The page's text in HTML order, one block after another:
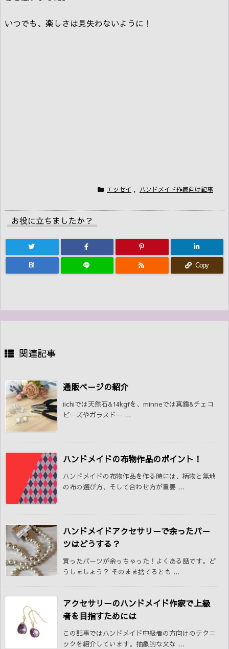
いつでも、楽しさは見失わないように！
エッセイ , ハンドメイド作家向け記事
お役に立ちましたか？
B! Copy
関連記事
通販ページの紹介
iichiでは天然石&14kgfを、minneでは真鍮&チェコ
ビーズやガラスドー ...
ハンドメイドの布物作品のポイント！
ハンドメイドの布物作品を作る時には、柄物と無地
の布の選び方、そして合わせ方が重要 ...
ハンドメイドアクセサリーで余ったパー
ツはどうする？
買ったパーツが余っちゃった！よくある話です。ど
うしましょう？ そのまま捨てるとも ...
アクセサリーのハンドメイド作家で上級
者を目指すためには
この記事ではハンドメイド中級者の方向けのテクニ
ックを紹介しています。抽象的な文な ...